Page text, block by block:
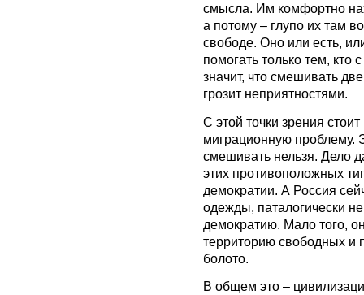
смысла. Им комфортно
а потому – глупо их там
свободе. Оно или есть,
помогать только тем, кто
значит, что смешивать
грозит неприятностями.
С этой точки зрения
миграционную проблему.
смешивать нельзя. Дело
этих противоположных
демократии. А Россия
одежды, паталогически
демократию. Мало того,
территорию свободных и
болото.
В общем это –